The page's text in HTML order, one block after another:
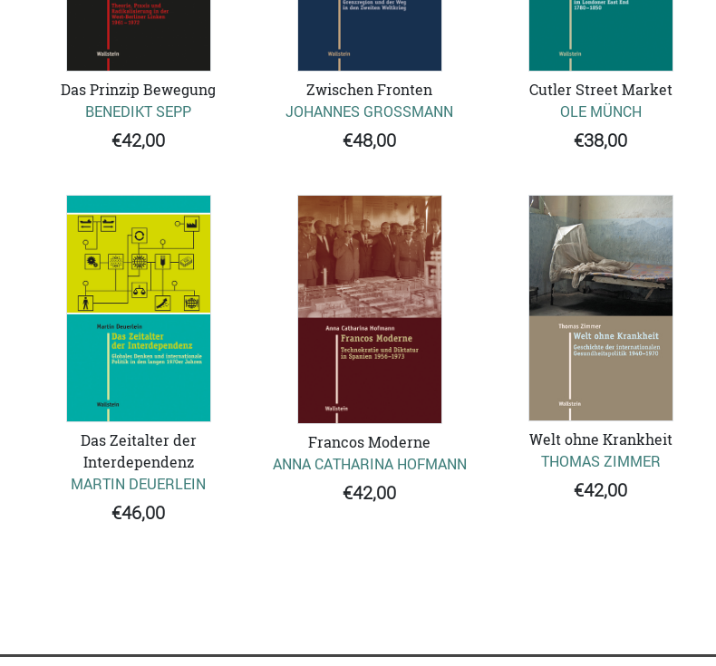
Das Prinzip Bewegung
BENEDIKT SEPP
€42,00
Zwischen Fronten
JOHANNES GROSSMANN
€48,00
Cutler Street Market
OLE MÜNCH
€38,00
Das Zeitalter der
Interdependenz
MARTIN DEUERLEIN
€46,00
Francos Moderne
ANNA CATHARINA HOFMANN
€42,00
Welt ohne Krankheit
THOMAS ZIMMER
€42,00